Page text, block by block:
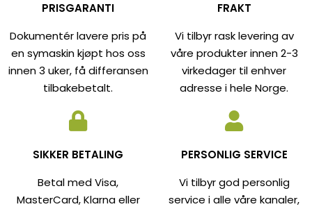
PRISGARANTI
Dokumentér lavere pris på
en symaskin kjøpt hos oss
innen 3 uker, få differansen
tilbakebetalt.
FRAKT
Vi tilbyr rask levering av
våre produkter innen 2-3
virkedager til enhver
adresse i hele Norge.
SIKKER BETALING
Betal med Visa,
MasterCard, Klarna eller
PERSONLIG SERVICE
Vi tilbyr god personlig
service i alle våre kanaler,